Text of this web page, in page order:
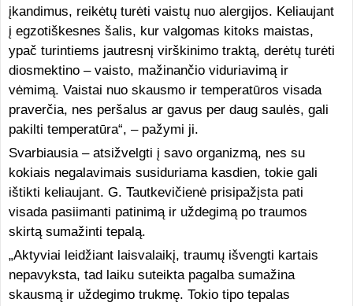
įkandimus, reikėtų turėti vaistų nuo alergijos. Keliaujant
į egzotiškesnes šalis, kur valgomas kitoks maistas,
ypač turintiems jautresnį virškinimo traktą, derėtų turėti
diosmektino – vaisto, mažinančio viduriavimą ir
vėmimą. Vaistai nuo skausmo ir temperatūros visada
praverčia, nes peršalus ar gavus per daug saulės, gali
pakilti temperatūra“, – pažymi ji.
Svarbiausia – atsižvelgti į savo organizmą, nes su
kokiais negalavimais susiduriama kasdien, tokie gali
ištikti keliaujant. G. Tautkevičienė prisipažįsta pati
visada pasiimanti patinimą ir uždegimą po traumos
skirtą sumažinti tepalą.
„Aktyviai leidžiant laisvalaikį, traumų išvengti kartais
nepavyksta, tad laiku suteikta pagalba sumažina
skausmą ir uždegimo trukmę. Tokio tipo tepalas